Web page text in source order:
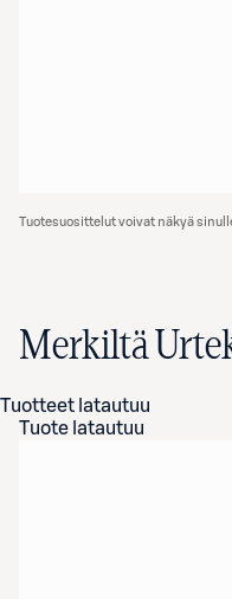
Tuotesuosittelut voivat näkyä
Merkiltä
Tuotteet latautuu
Tuote latautuu